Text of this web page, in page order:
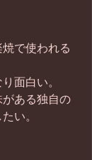
で使われる
面白い。
ある独自の
い。